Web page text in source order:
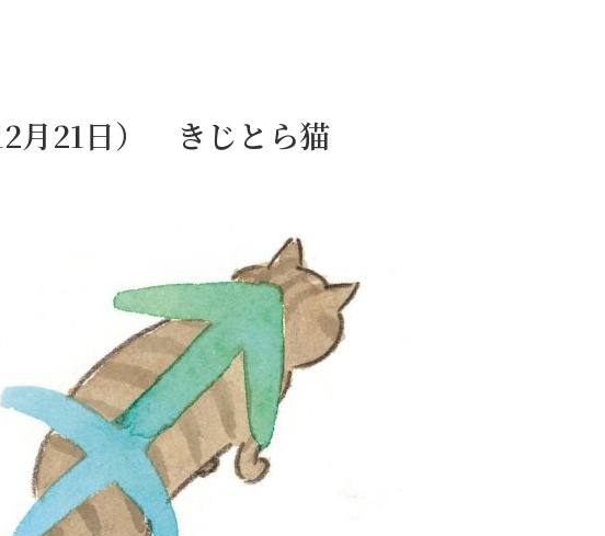
月21日） きじとら猫